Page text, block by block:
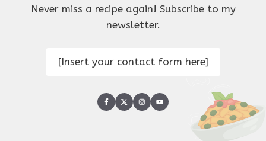
Never miss a recipe again! Subscribe to my
newsletter.
[Insert your contact form here]